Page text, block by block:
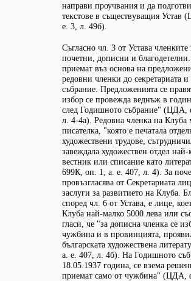
направи проучвания и да
текстове в съществуващия
е. 3, л. 49б).
Съгласно чл. 3 от Устава
почетни, дописни и
приемат въз основа на
редовни членки до секретариата
събрание. Предложенията се
избор се провежда веднъж в
след Годишното събрание" (ЦДА,
л. 4-4а). Редовна членка на Клуба
писателка, "която е печатала
художествени трудове,
завеждала художествен отдел
вестник или списание като
699К, оп. 1, а. е. 407, л. 4). За
провъзгласява от Секретариата
заслуги за развитието на Клуба.
според чл. 6 от Устава, е лице,
Клуба най-малко 5000 лева или
гласи, че "за дописна членка се
чужбина и в провинцията,
българската художествена
а. е. 407, л. 4б). На Годишното
18.05.1937 година, се взема
приемат само от чужбина" (ЦДА,